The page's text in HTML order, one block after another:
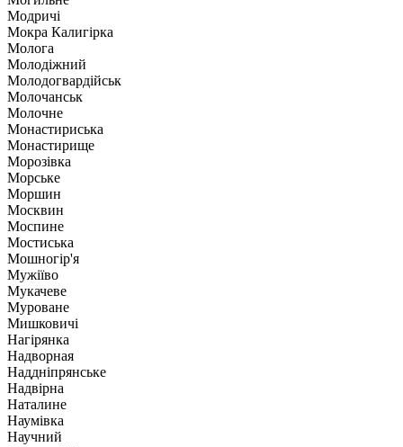
Модричі
Мокра Калигірка
Молога
Молодіжний
Молодогвардійськ
Молочанськ
Молочне
Монастириська
Монастирище
Морозівка
Морське
Моршин
Москвин
Моспине
Мостиська
Мошногір'я
Мужіїво
Мукачеве
Муроване
Мишковичі
Нагірянка
Надворная
Наддніпрянське
Надвірна
Наталине
Наумівка
Научний